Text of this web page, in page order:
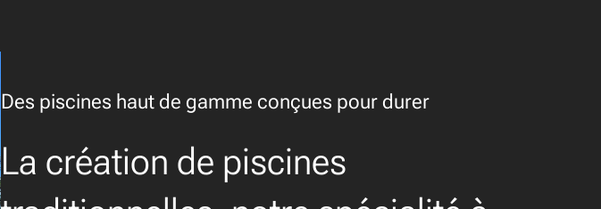
Des piscines haut de gamme conçues pour durer
La création de piscines